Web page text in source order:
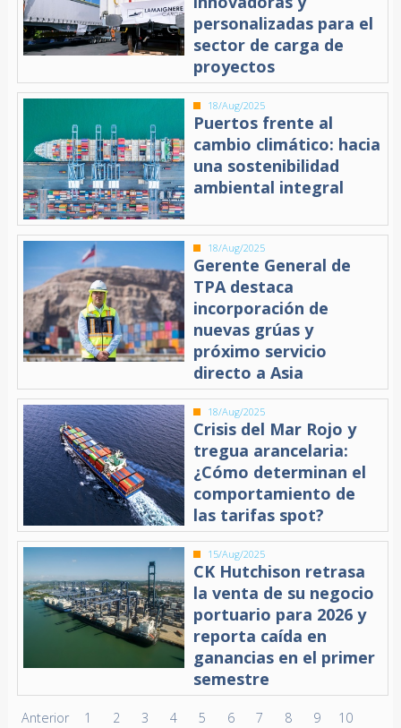
personalizadas para el
sector de carga de
proyectos
18/Aug/2025
Puertos frente al
cambio climático: hacia
una sostenibilidad
ambiental integral
18/Aug/2025
Gerente General de
TPA destaca
incorporación de
nuevas grúas y
próximo servicio
directo a Asia
18/Aug/2025
Crisis del Mar Rojo y
tregua arancelaria:
¿Cómo determinan el
comportamiento de
las tarifas spot?
15/Aug/2025
CK Hutchison retrasa
la venta de su negocio
portuario para 2026 y
reporta caída en
ganancias en el primer
semestre
Anterior 1 2 3 4 5 6 7 8 9 10